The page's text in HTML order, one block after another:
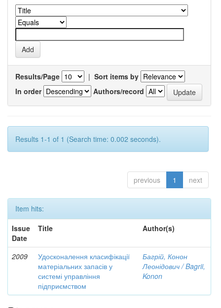
Results/Page | Sort items by
In order
Authors/record
Results 1-1 of 1 (Search time: 0.002 seconds).
previous 1 next
Item hits:
Issue
Date
Title Author(s)
2009
Удосконалення класифікації
матеріальних запасів у
системі управління
підприємством
Багрій, Конон
Леонідович / Bagrii,
Konon